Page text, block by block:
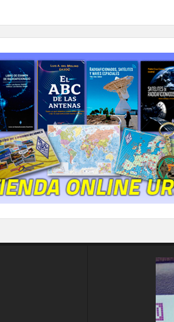
TIENDA ONLINE URE
Publicaciones, mapas, polos, camisetas,
gorras, tazas, forros polares y mucho más...
IR A LA TIENDA DE URE